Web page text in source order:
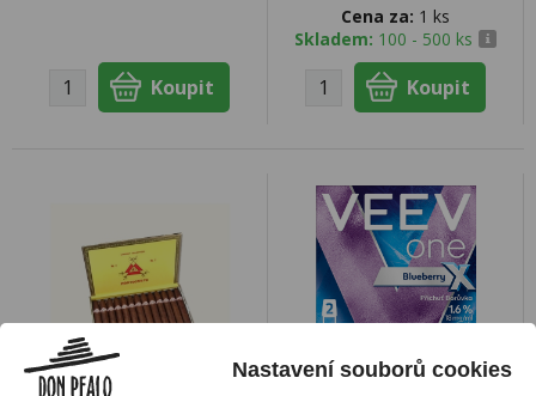
Cena za: 1 ks
Skladem: 100 - 500 ks
Nastavení souborů cookies